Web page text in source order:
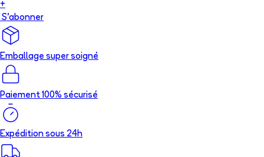
+
S'abonner
Emballage super soigné
Paiement 100% sécurisé
Expédition sous 24h